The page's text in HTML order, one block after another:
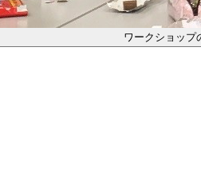
ワークショップ